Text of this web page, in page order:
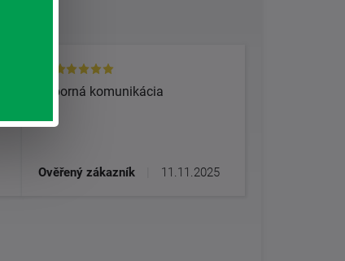
Výborná komunikácia
Ověřený zákazník 11.11.2025